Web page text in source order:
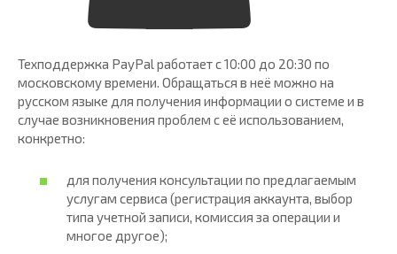
Техподдержка PayPal работает с 10:00 до 20:30 по
московскому времени. Обращаться в неё можно на
русском языке для получения информации о системе и в
случае возникновения проблем с её использованием,
конкретно:
для получения консультации по предлагаемым
услугам сервиса (регистрация аккаунта, выбор
типа учетной записи, комиссия за операции и
многое другое);